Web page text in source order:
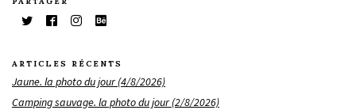
ARTICLES RÉCENTS
Jaune. la photo du jour (4/8/2026)
Camping sauvage. la photo du jour (2/8/2026)